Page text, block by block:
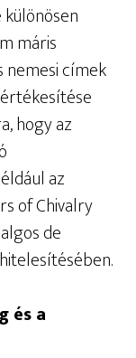
máris
nemesi címek
hogy az
az
of Chivalry
de
és a